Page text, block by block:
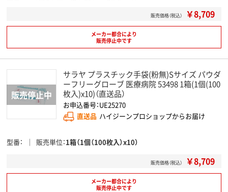
販売価格（税込） ￥8,709
メーカー都合により
販売停止中です
サラヤ プラスチック手袋(粉無)Sサイズ パウダ
ーフリーグローブ 医療病院 53498 1箱(1個(100
枚入)x10)（直送品）
お申込番号：UE25270
直送品 ハイジーンプロショップからお届け
型番 販売単位 1箱（1個（100枚入）x10）
販売価格（税込） ￥8,709
メーカー都合により
販売停止中です